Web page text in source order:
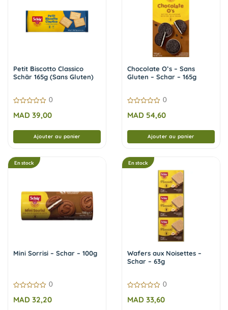
Petit Biscotto Classico
Schär 165g (Sans Gluten)
sur
0
MAD 39,00
Ajouter au panier
Chocolate O’s – Sans
Gluten – Schar – 165g
sur
0
MAD 54,60
Ajouter au panier
En stock
Mini Sorrisi – Schar – 100g
sur
0
MAD 32,20
En stock
Wafers aux Noisettes –
Schar – 63g
sur
0
MAD 33,60